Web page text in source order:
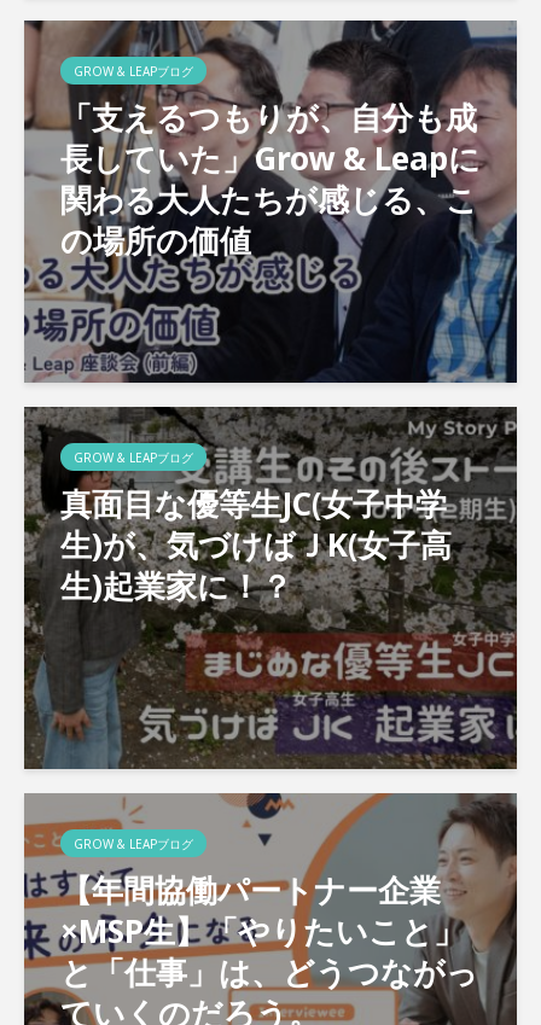
GROW & LEAPブログ
「支えるつもりが、自分も成
長していた」Grow & Leapに
関わる大人たちが感じる、こ
の場所の価値
GROW & LEAPブログ
真面目な優等生JC(女子中学
生)が、気づけばＪK(女子高
生)起業家に！？
GROW & LEAPブログ
【年間協働パートナー企業
×MSP生】「やりたいこと」
と「仕事」は、どうつながっ
ていくのだろう。